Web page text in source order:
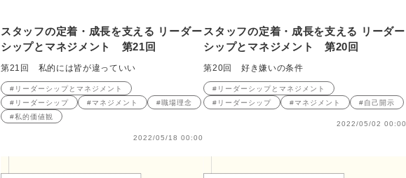
スタッフの定着・成長を支える リーダー
シップとマネジメント 第21回
第21回 私的には皆が違っていい
#リーダーシップとマネジメント
#リーダーシップ
#マネジメント
#職場理念
#私的価値観
2022/05/18 00:00
スタッフの定着・成長を支える リーダー
シップとマネジメント 第20回
第20回 好き嫌いの条件
#リーダーシップとマネジメント
#リーダーシップ
#マネジメント #自己開示
2022/05/02 00:00